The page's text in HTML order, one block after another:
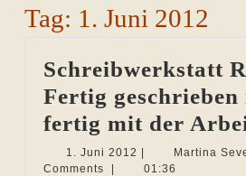
Tag: 1. Juni 2012
Schreibwerkstatt
Fertig
fertig mit der
1. Juni 2012 1.
Juni
Martina
Comments
01:36